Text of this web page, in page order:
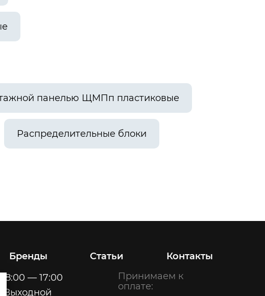
панелью ЩМПп пластиковые
Распределительные блоки
Бренды Статьи Контакты
8:00 — 17:00
Выходной
Принимаем к
оплате: